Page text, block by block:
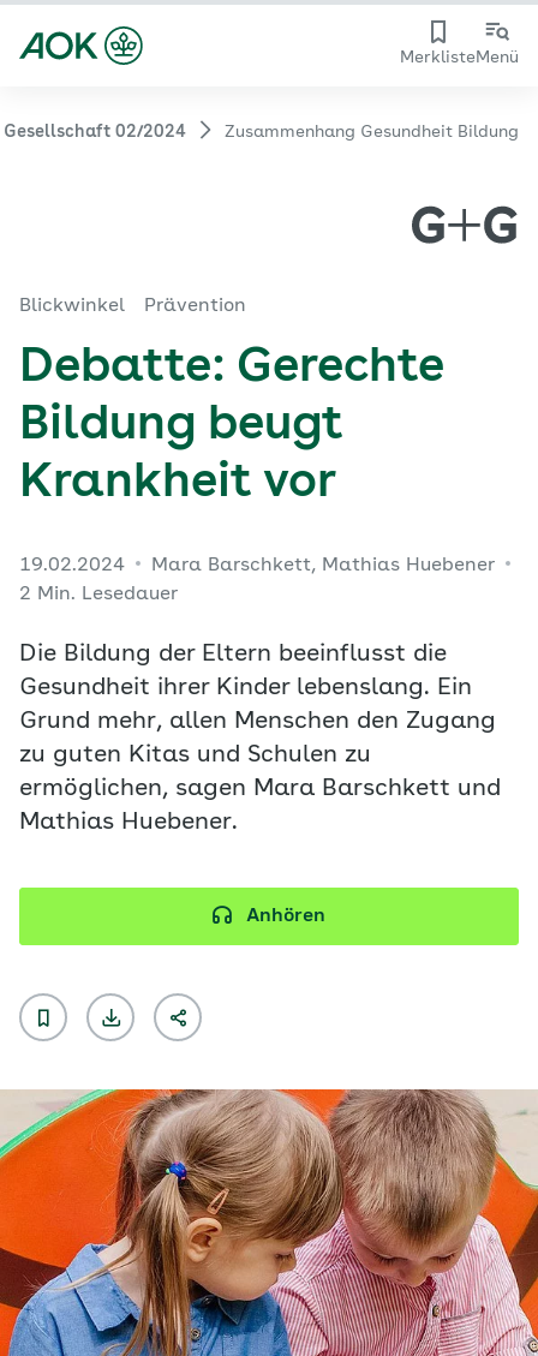
MerklisteMenü
Gesellschaft 02/2024 Zusammenhang Gesundheit Bildung
Blickwinkel Prävention
Debatte: Gerechte
Bildung beugt
Krankheit vor
19.02.2024
Mara Barschkett, Mathias Huebener
2 Min. Lesedauer
Die Bildung der Eltern beeinflusst die
Gesundheit ihrer Kinder lebenslang. Ein
Grund mehr, allen Menschen den Zugang
zu guten Kitas und Schulen zu
ermöglichen, sagen Mara Barschkett und
Mathias Huebener.
Anhören